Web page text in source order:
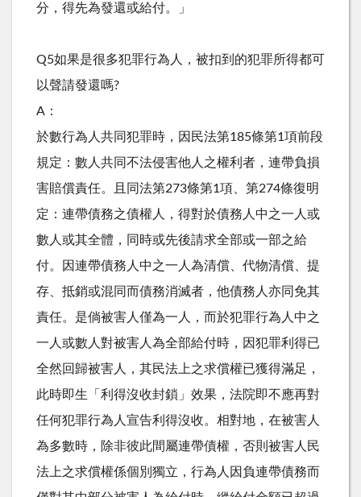
分，得先為發還或給付。」
Q5如果是很多犯罪行為人，被扣到的犯罪所得都可
以聲請發還嗎?
A：
於數行為人共同犯罪時，因民法第185條第1項前段
規定：數人共同不法侵害他人之權利者，連帶負損
害賠償責任。且同法第273條第1項、第274條復明
定：連帶債務之債權人，得對於債務人中之一人或
數人或其全體，同時或先後請求全部或一部之給
付。因連帶債務人中之一人為清償、代物清償、提
存、抵銷或混同而債務消滅者，他債務人亦同免其
責任。是倘被害人僅為一人，而於犯罪行為人中之
一人或數人對被害人為全部給付時，因犯罪利得已
全然回歸被害人，其民法上之求償權已獲得滿足，
此時即生「利得沒收封鎖」效果，法院即不應再對
任何犯罪行為人宣告利得沒收。相對地，在被害人
為多數時，除非彼此間屬連帶債權，否則被害人民
法上之求償權係個別獨立，行為人因負連帶債務而